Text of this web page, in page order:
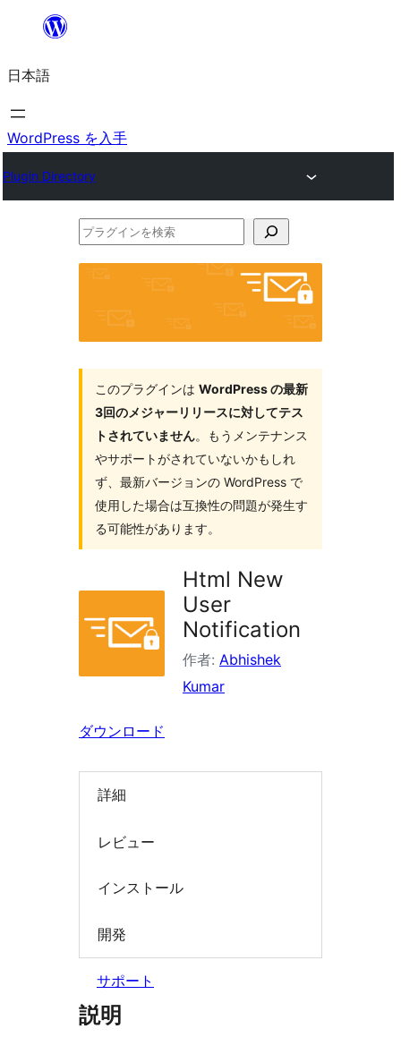
を
ス
キ
プ
日本語
WordPress を入手
Plugin Directory
プ
ン
を
このプラグインは WordPress の最新
3回のメジャーリリースに対してテス
トされていません。もうメンテナンス
やサポートがされていないかもしれ
ず、最新バージョンの WordPress で
使用した場合は互換性の問題が発生す
る可能性があります。
Html New
User
Notification
作者: Abhishek
Kumar
ダウンロード
詳細
レビュー
インストール
開発
サポート
説明